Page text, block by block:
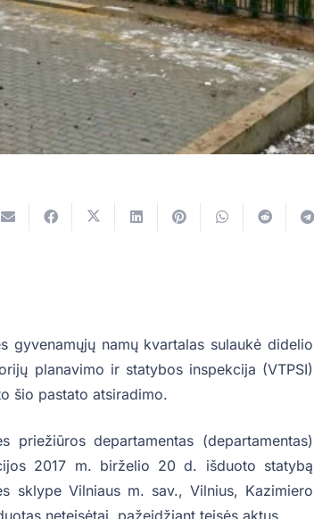
gyvenamųjų namų kvartalas sulaukė didelio
planavimo ir statybos inspekcija (VTPSI)
šio pastato atsiradimo.
departamentas (departamentas)
2017 m. birželio 20 d. išduoto statybą
sklype Vilniaus m. sav., Vilnius, Kazimiero